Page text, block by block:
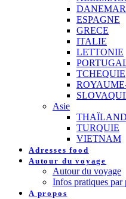
ESPAGNE
GRECE
ITALIE
LETTONIE
TCHEQUIE
Asie
TURQUIE
VIETNAM
Adresses food
Autour du voyage
Autour du voyage
Infos pratiques par
A propos